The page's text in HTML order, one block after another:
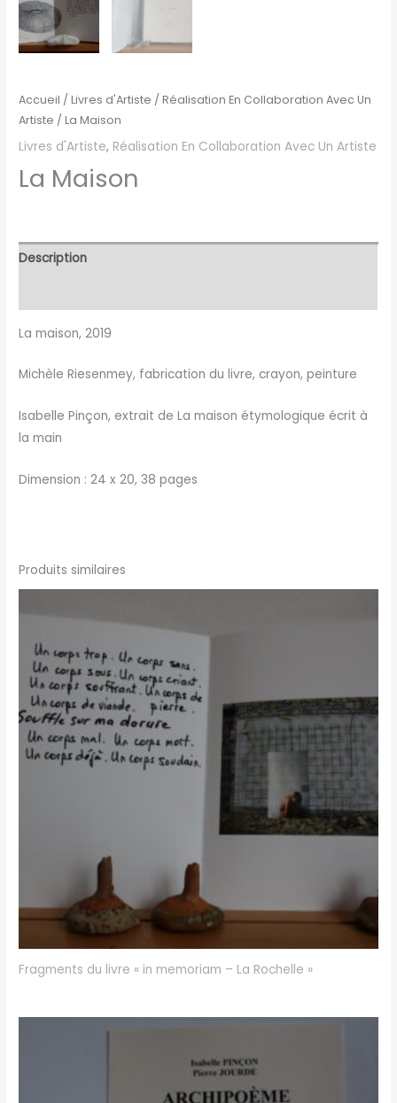
Accueil /Livres d'Artiste /Réalisation En Collaboration Avec Un
Artiste / La Maison
Livres d'Artiste, Réalisation En Collaboration Avec Un Artiste
La Maison
Description
La maison, 2019
MichèleRiesenmey, fabrication du livre, crayon, peinture
Isabelle Pinçon, extrait de La maison étymologique écrit à
la main
Dimension : 24 x 20, 38 pages
Produits similaires
Fragments du livre « in memoriam – La Rochelle »